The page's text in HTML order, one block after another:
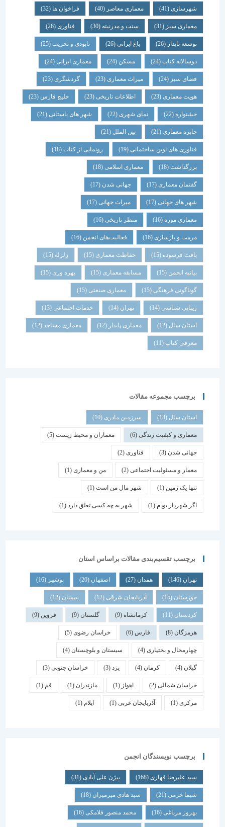
شهرسازی(41) معماری معاصر(40) فراخوان ها (32)
معماری سبز(31) سنت و مدرنیته(30) فناوری (26)
توسعه پایدار(26) باغ ایرانی(26) نابودی و تخریب(25)
دوسالانه کتاب(24) مسکن (24) معماری ایرانی(24)
فضای سبز(24) میراث معماری (23) گردشگری (23)
هویت معماری (23) اطلاعات تاریخی(23) خلیج فارس(23)
جشنواره(22) نمای شهری(22) شهر های باستانی (21)
جایزه معماری (21) بین الملل(21)
فناوری های نوین ساختمانی(19) رونمایی از کتاب (18)
بزرگداشت (18) معماری اسلامی(18)
گفتمان معماری (17) جهانی شدن(17)
شهر های جهانی(17) میراث جهانی(17)
معماری موزه(16) منظر تاریخی (16)
مرمت و بازسازی(16) فعالیت‌های انجمن(16)
بافت فرسوده (15) حفاظت معماری (15) زلزله
بیانیه انجمن(15) مسابقه معماری (15) بهره وری(15)
گوناگونی فرهنگی (15) معماری صنعتی(15)
زیبایی شناسی (14) تهران خدمات اجتماعی (13)
استان سال(12) معماری پایدار (12) معماری مساجد(12)
معرفی کتاب(11)
برچسب مجموعه مقالات
استان سال(13) سرزمین مادری(10)
معماری و کیفیت زندگی(6) معماران و محیط زیست(5)
جهانی شدن(3) فناوری (2)
معمار و مسئولیت اجتماعی (2) من و معماری (1)
تنها یک زمین(1) شهر مال من است(1)
اگر شهردار بودم (1) شهر به چه کسی تعلق دارد(1)
برچسب تقسیم‌بندی مقالات براساس استان
همدان اصفهان (20) بوشهر
خوزستان(15) آذربایجان شرقی(12) سمنان (12)
کردستان(11) کرمانشاه(9) گلستان (9) قزوین
هرمزگان(8) فارس خراسان رضوی(5)
چهارمحال و بختیاری (4) سیستان و بلوچستان(4)
کرمان یزد خراسان جنوبی(3)
خراسان شمالی(2) اهواز مازندران(1) قم
(1) آذربایجان غربی(1) ایلام
برچسب نویسندگان انجمن
سید علیرضا قهاری(168) بیژن علی آبادی(31)
شیما خرمی(21) سید هادی میرمیران(18)
بهروز مرباغی (16) محمد منصور فلامکی (16)